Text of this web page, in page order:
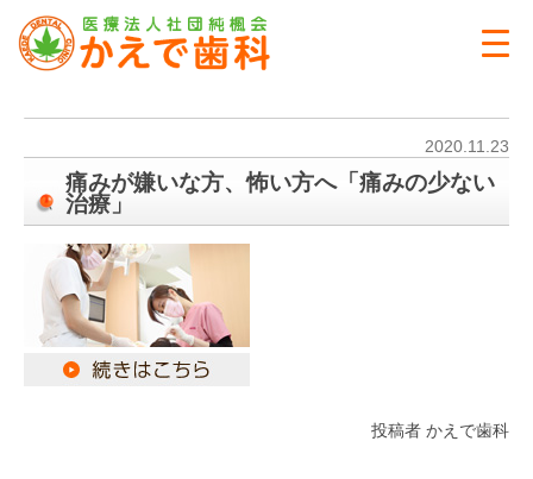
2020.11.23
痛みが嫌いな方、怖い方へ「痛みの少ない
治療」
投稿者 かえで歯科